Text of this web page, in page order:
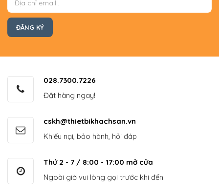
028.7300.7226
Đặt hàng ngay!
cskh@thietbikhachsan.vn
Khiếu nại, bảo hành, hỏi đáp
Thứ 2 - 7 / 8:00 - 17:00 mở cửa
Ngoài giờ vui lòng gọi trước khi đến!